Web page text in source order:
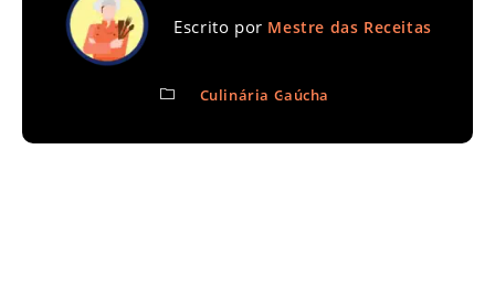
Escrito por Mestre das Receitas
Culinária Gaúcha